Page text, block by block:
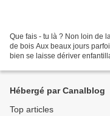
Que fais - tu là ? Non loin de
de bois Aux beaux jours
bien se laisse dériver
Hébergé par Canalblog
Top articles